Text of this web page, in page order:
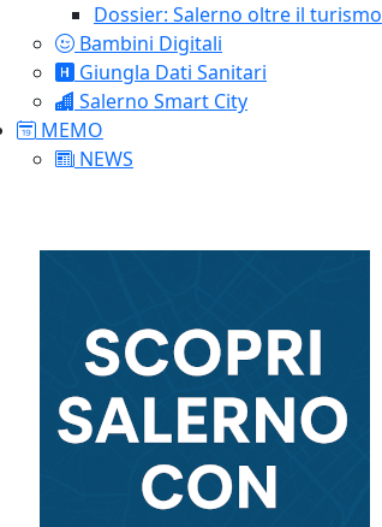
Dossier: Salerno oltre il turismo
Bambini Digitali
Giungla Dati Sanitari
Salerno Smart City
MEMO
NEWS